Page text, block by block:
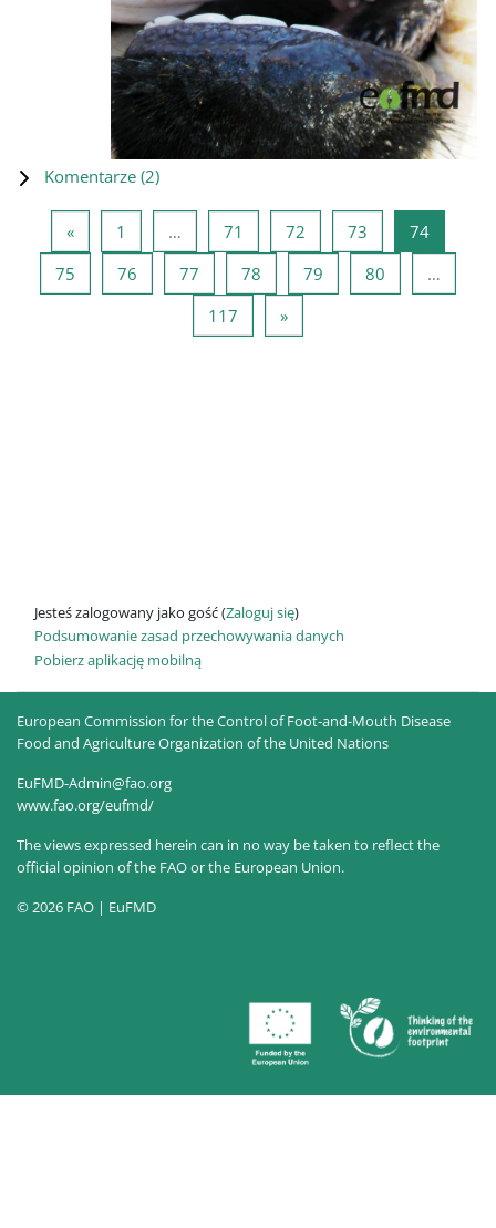
Komentarze (2)
«Poprzednia strona
1 … 71 Strona 71
72 Strona 72
73 Strona 73
74Strona
75 Strona 75
76 Strona 76
77 Strona 77
78 Strona 78
79 Strona 79
80
…
117 Strona 117
»Następna strona
Jesteś zalogowany jako gość (Zaloguj się)
Podsumowanie zasad przechowywania danych
Pobierz aplikację mobilną
European Commission for the Control of Foot-and-Mouth Disease
Food and Agriculture Organization of the United Nations
EuFMD-Admin@fao.org
www.fao.org/eufmd/
The views expressed herein can in no way be taken to reflect the
official opinion of the FAO or the European Union.
© 2026 FAO | EuFMD